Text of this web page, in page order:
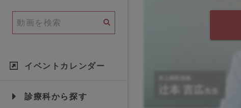
イベントカレンダー
診療科から探す